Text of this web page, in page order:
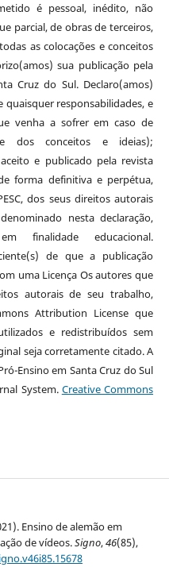
é pessoal, inédito, não
parcial, de obras de terceiros,
as colocações e conceitos
sua publicação pela
Cruz do Sul. Declaro(amos)
quaisquer responsabilidades, e
venha a sofrer em caso de
dos conceitos e ideias);
e publicado pela revista
forma definitiva e perpétua,
dos seus direitos autorais
nesta declaração,
finalidade educacional.
de que a publicação
uma Licença Os autores que
autorais de seu trabalho,
Attribution License que
e redistribuídos sem
seja corretamente citado. A
Ensino em Santa Cruz do Sul
System. Creative Commons
Ensino de alemão em
de vídeos.Signo,46(85),